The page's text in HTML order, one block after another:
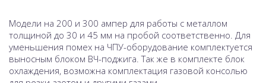
Модели на 200 и 300 ампер для работы с металлом
толщиной до 30 и 45 мм на пробой соответственно. Для
уменьшения помех на ЧПУ-оборудование комплектуется
выносным блоком ВЧ-поджига. Так же в комплекте блок
охлаждения, возможна комплектация газовой консолью